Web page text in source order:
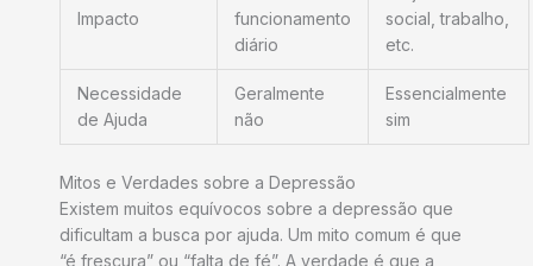
Impacto
funcionamento
diário
social, trabalho,
etc.
Necessidade
de Ajuda
Geralmente
não
Essencialmente
sim
Mitos e Verdades sobre a Depressão
Existem muitos equívocos sobre a depressão que
dificultam a busca por ajuda. Um mito comum é que
“é frescura” ou “falta de fé”. A verdade é que a